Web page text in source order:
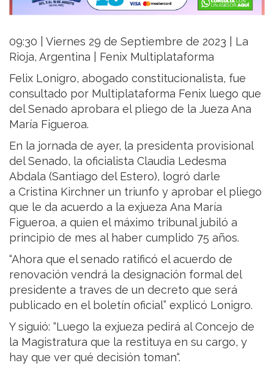
09:30 | Viernes 29 de Septiembre de 2023 | La
Rioja, Argentina | Fenix Multiplataforma
Felix Lonigro, abogado constitucionalista, fue
consultado por Multiplataforma Fenix luego que
del Senado aprobara el pliego de la Jueza Ana
María Figueroa.
En la jornada de ayer, la presidenta provisional
del Senado, la oficialista Claudia Ledesma
Abdala (Santiago del Estero), logró darle
a Cristina Kirchner un triunfo y aprobar el pliego
que le da acuerdo a la exjueza Ana María
Figueroa, a quien el máximo tribunal jubiló a
principio de mes al haber cumplido 75 años.
“Ahora que el senado ratificó el acuerdo de
renovación vendrá la designación formal del
presidente a traves de un decreto que será
publicado en el boletín oficial” explicó Lonigro.
Y siguió: “Luego la exjueza pedirá al Concejo de
la Magistratura que la restituya en su cargo, y
hay que ver qué decisión toman“.